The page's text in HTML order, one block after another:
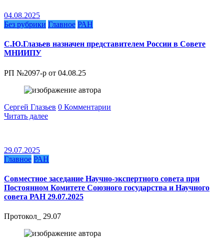
04.08.2025
Без рубрики Главное РАН
С.Ю.Глазьев назначен представителем России в Совете
МНИИПУ
РП №2097-р от 04.08.25
Сергей Глазьев 0 Комментарии
Читать далее
29.07.2025
Главное РАН
Совместное заседание Научно-экспертного совета при
Постоянном Комитете Союзного государства и Научного
совета РАН 29.07.2025
Протокол_ 29.07